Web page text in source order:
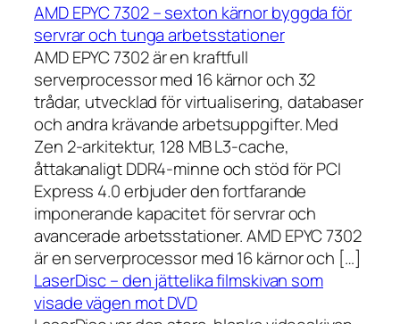
AMD EPYC 7302 – sexton kärnor byggda för
servrar och tunga arbetsstationer
AMD EPYC 7302 är en kraftfull
serverprocessor med 16 kärnor och 32
trådar, utvecklad för virtualisering, databaser
och andra krävande arbetsuppgifter. Med
Zen 2-arkitektur, 128 MB L3-cache,
åttakanaligt DDR4-minne och stöd för PCI
Express 4.0 erbjuder den fortfarande
imponerande kapacitet för servrar och
avancerade arbetsstationer. AMD EPYC 7302
är en serverprocessor med 16 kärnor och […]
LaserDisc – den jättelika filmskivan som
visade vägen mot DVD